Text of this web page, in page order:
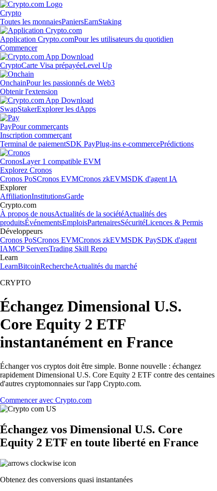
Crypto
Toutes les monnaiesPaniersEarnStaking
Application Crypto.comPour les utilisateurs du quotidien
Commencer
CryptoCarte Visa prépayéeLevel Up
OnchainPour les passionnés de Web3
Obtenir l'extension
SwapStakerExplorer les dApps
PayPour commerçants
Inscription commerçant
Terminal de paiementSDK PayPlug-ins e-commercePrédictions
CronosLayer 1 compatible EVM
Explorez Cronos
Cronos PoSCronos EVMCronos zkEVMSDK d'agent IA
Explorer
AffiliationInstitutionsGarde
Crypto.com
À propos de nousActualités de la sociétéActualités des
produitsÉvénementsEmploisPartenairesSécuritéLicences & Permis
Développeurs
Cronos PoSCronos EVMCronos zkEVMSDK PaySDK d'agent
IAMCP ServersTrading Skill Repo
Learn
LearnBitcoinRechercheActualités du marché
CRYPTO
Échangez Dimensional U.S.
Core Equity 2 ETF
instantanément en France
Échanger vos cryptos doit être simple. Bonne nouvelle : échangez
rapidement Dimensional U.S. Core Equity 2 ETF contre des centaines
d'autres cryptomonnaies sur l'app Crypto.com.
Commencer avec Crypto.com
Échangez vos Dimensional U.S. Core
Equity 2 ETF en toute liberté en France
Obtenez des conversions quasi instantanées